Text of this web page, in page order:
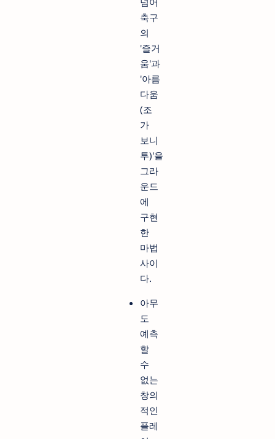
축구
의
'즐거
움'과
'아름
다움
(조
가
보니
투)'을
그라
운드
에
구현
한
마법
사이
다.
아무
도
예측
할
수
없는
창의
적인
플레